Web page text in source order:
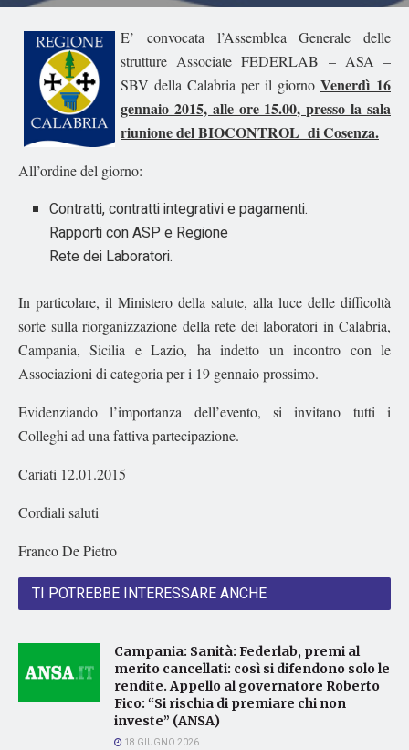
E’ convocata l’Assemblea Generale delle
strutture Associate FEDERLAB – ASA –
SBV della Calabria per il giorno Venerdì 16
gennaio 2015, alle ore 15.00, presso la sala
riunione del BIOCONTROL di Cosenza.
All’ordine del giorno:
Contratti, contratti integrativi e pagamenti.
Rapporti con ASP e Regione
Rete dei Laboratori.
In particolare, il Ministero della salute, alla luce delle difficoltà
sorte sulla riorganizzazione della rete dei laboratori in Calabria,
Campania, Sicilia e Lazio, ha indetto un incontro con le
Associazioni di categoria per i 19 gennaio prossimo.
Evidenziando l’importanza dell’evento, si invitano tutti i
Colleghi ad una fattiva partecipazione.
Cariati 12.01.2015
Cordiali saluti
Franco De Pietro
TI POTREBBE INTERESSARE ANCHE
Campania: Sanità: Federlab, premi al
merito cancellati: così si difendono solo le
rendite. Appello al governatore Roberto
Fico: “Si rischia di premiare chi non
investe” (ANSA)
18 GIUGNO 2026